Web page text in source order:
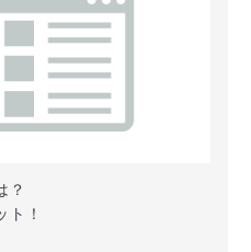
？
ト！